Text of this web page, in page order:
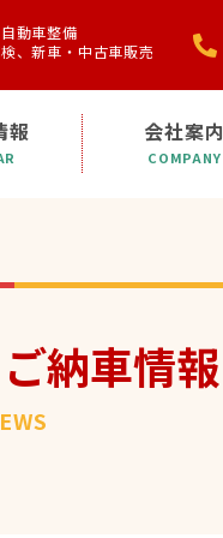
動車整備
、新車・中古車販売
報 会社案内
COMPANY
納車情報